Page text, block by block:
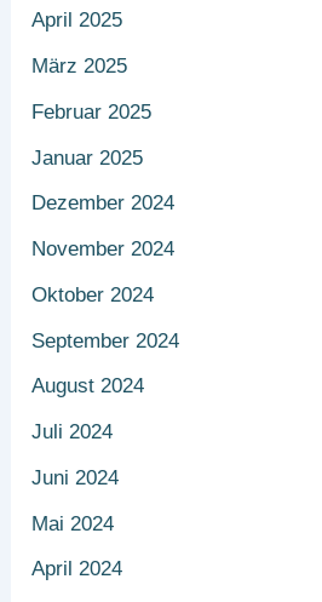
April 2025
März 2025
Februar 2025
Januar 2025
Dezember 2024
November 2024
Oktober 2024
September 2024
August 2024
Juli 2024
Juni 2024
Mai 2024
April 2024